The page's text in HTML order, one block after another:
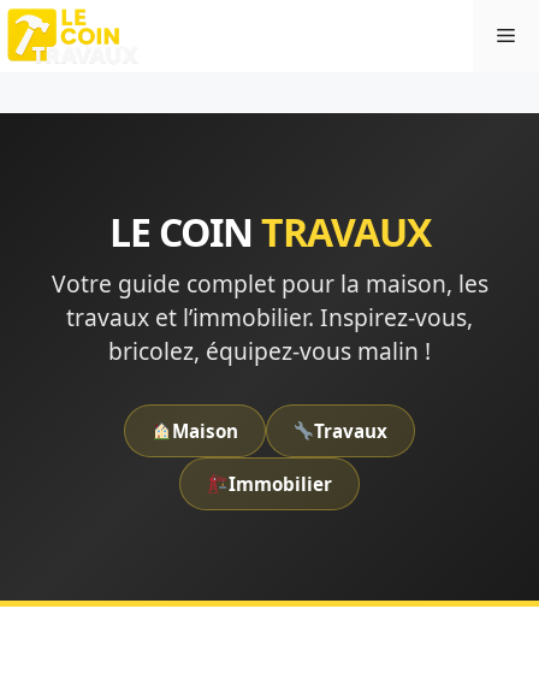
Aller
au
LE COINTRAVAUX
Votre guide complet pour la maison, les
travaux et l’immobilier. Inspirez-vous,
bricolez, équipez-vous malin !
Maison Travaux
Immobilier